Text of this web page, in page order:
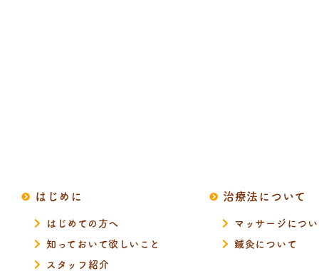
はじめに
はじめての方へ
知っておいて欲しいこと
スタッフ紹介
治療法について
マッサージにつ
鍼灸について